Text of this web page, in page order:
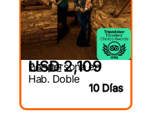
DESDE
USD 2,109
Por persona en
Hab. Doble
10 Días